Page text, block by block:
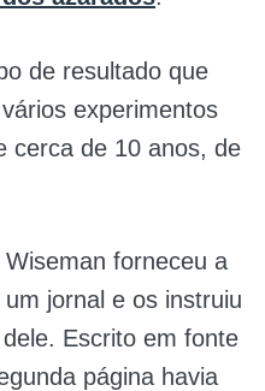
de resultado que
experimentos
cerca de 10 anos, de
forneceu a
jornal e os instruiu
Escrito em fonte
página havia